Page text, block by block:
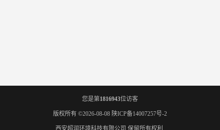
您是第1816943位访客
版权所有 ©2026-08-08 陕ICP备14007257号-2
西安超润环境科技有限公司 保留所有权利.